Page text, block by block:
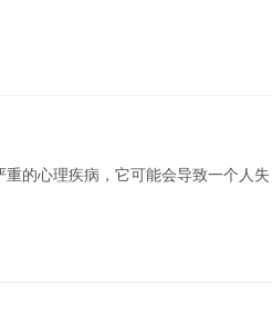
的心理疾病，它可能会导致一个人失